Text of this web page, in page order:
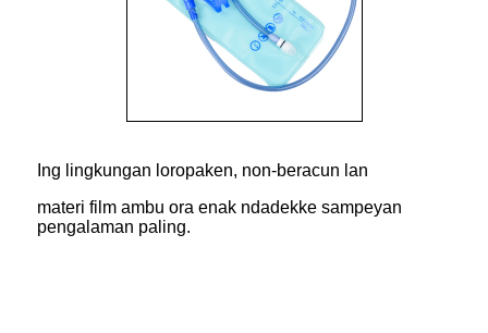
Ing lingkungan loropaken, non-beracun lan
materi film ambu ora enak ndadekke sampeyan
pengalaman paling.